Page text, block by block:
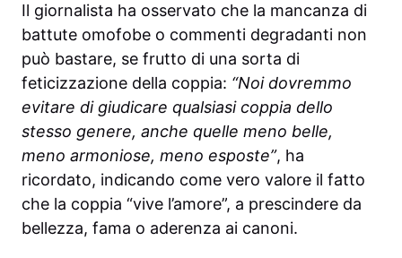
Il giornalista ha osservato che la mancanza di
battute omofobe o commenti degradanti non
può bastare, se frutto di una sorta di
feticizzazione della coppia: “Noi dovremmo
evitare di giudicare qualsiasi coppia dello
stesso genere, anche quelle meno belle,
meno armoniose, meno esposte”, ha
ricordato, indicando come vero valore il fatto
che la coppia “vive l’amore”, a prescindere da
bellezza, fama o aderenza ai canoni.